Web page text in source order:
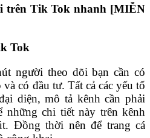
trên Tik Tok nhanh [MIỄN
Tok
người theo dõi bạn cần có
có đầu tư. Tất cả các yếu tố
diện, mô tả kênh cần phải
những chi tiết này trên kênh
Đồng thời nên để trang cá